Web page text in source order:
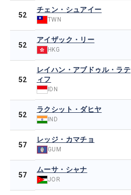
52
チェン・シュアイー
TWN
52
アイザック・リー
HKG
52
レイハン・アブドゥル・ラテ
ィフ
IDN
52
ラクシット・ダヒヤ
IND
57
レッジ・カマチョ
GUM
57
ムーサ・シャナ
JOR